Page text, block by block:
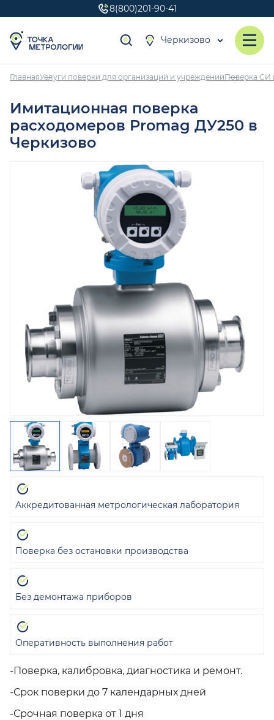
8(800)201-90-41
Черкизово
ГлавнаяУслуги поверки для организаций и учрежденийПоверка СИ
Имитационная поверка
расходомеров Promag ДУ250 в
Черкизово
-Поверка, калибровка, диагностика и ремонт.
-Срок поверки до 7 календарных дней
-Срочная поверка от 1 дня
Аккредитованная метрологическая лаборатория
Поверка без остановки производства
Без демонтажа приборов
Оперативность выполнения работ